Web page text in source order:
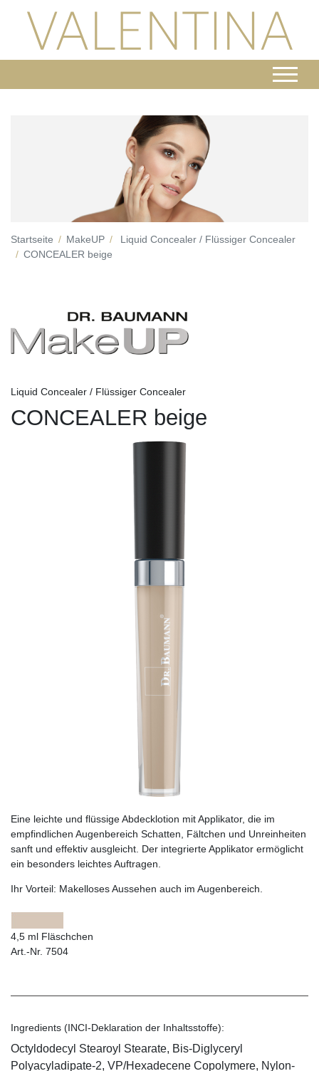
Startseite MakeUP
Liquid Concealer / Flüssiger Concealer
CONCEALER beige
Liquid Concealer / Flüssiger Concealer
CONCEALER beige
Eine leichte und flüssige Abdecklotion mit Applikator, die im
empfindlichen Augenbereich Schatten, Fältchen und Unreinheiten
sanft und effektiv ausgleicht. Der integrierte Applikator ermöglicht
ein besonders leichtes Auftragen.
Ihr Vorteil: Makelloses Aussehen auch im Augenbereich.
4,5 ml Fläschchen
Art.-Nr. 7504
Ingredients (INCI-Deklaration der Inhaltsstoffe):
Octyldodecyl Stearoyl Stearate, Bis-Diglyceryl
Polyacyladipate-2, VP/Hexadecene Copolymere, Nylon-